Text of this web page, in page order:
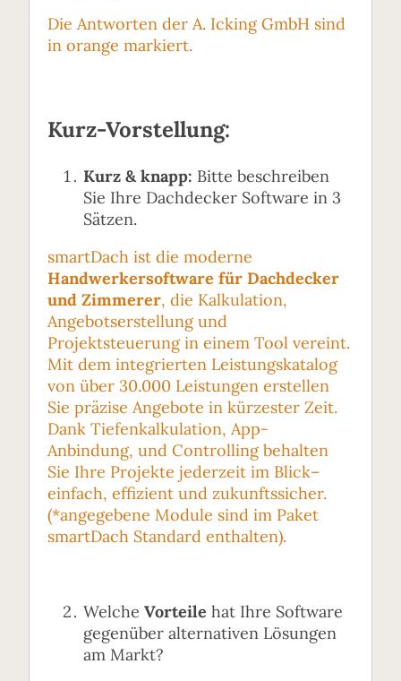
Die Antworten der A. Icking GmbH sind
in orange markiert.
Kurz-Vorstellung:
Kurz & knapp: Bitte beschreiben
Sie Ihre Dachdecker Software in 3
Sätzen.
smartDach ist die moderne
Handwerkersoftware für Dachdecker
und Zimmerer, die Kalkulation,
Angebotserstellung und
Projektsteuerung in einem Tool vereint.
Mit dem integrierten Leistungskatalog
von über 30.000 Leistungen erstellen
Sie präzise Angebote in kürzester Zeit.
Dank Tiefenkalkulation, App-
Anbindung, und Controlling behalten
Sie Ihre Projekte jederzeit im Blick–
einfach, effizient und zukunftssicher.
(*angegebene Module sind im Paket
smartDach Standard enthalten).
Welche Vorteile hat Ihre Software
gegenüber alternativen Lösungen
am Markt?